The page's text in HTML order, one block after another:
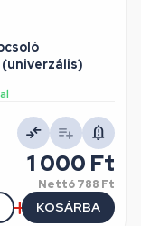
(univerzális)
1 000 Ft
Nettó788 Ft
KOSÁRBA